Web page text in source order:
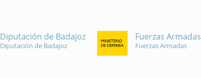
Diputación de Badajoz
Diputación de Badajoz
Fuerzas Armadas
Fuerzas Armadas